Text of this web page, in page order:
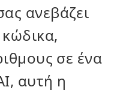
ανεβάζει
κώδικα,
σε ένα
αυτή η